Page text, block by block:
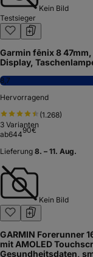
Kein Bild
Testsieger
Garmin fēnix 8
Display,
8,7
Hervorragend
(1.268)
3 Varianten
ab64490€
Lieferung 8. – 11. Aug.
Kein Bild
GARMIN Forerunner
mit AMOLED
Gesundheitsdaten,